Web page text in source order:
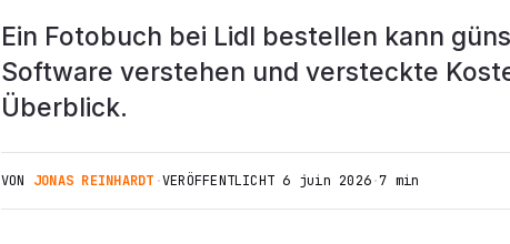
Ein Fotobuch bei Lidl bestellen kann
Software verstehen und versteckte
Überblick.
VON JONAS REINHARDT ·VERÖFFENTLICHT 6 juin 2026·7 min